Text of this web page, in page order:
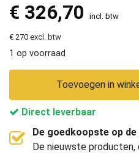
€ 326,70 incl. btw
€ 270 excl. btw
1 op voorraad
Toevoegen in
Direct leverbaar
De goedkoopste op
De nieuwste producten,